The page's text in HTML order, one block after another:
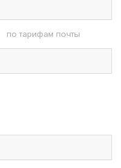
по тарифам почты